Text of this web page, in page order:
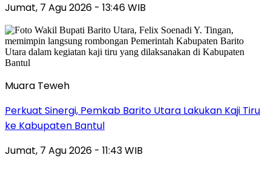
Jumat, 7 Agu 2026 - 13:46 WIB
Muara Teweh
Perkuat Sinergi, Pemkab Barito Utara Lakukan Kaji Tiru
ke Kabupaten Bantul
Jumat, 7 Agu 2026 - 11:43 WIB